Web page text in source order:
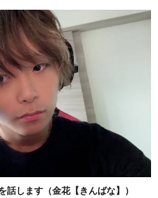
話します（金花【きんばな】）